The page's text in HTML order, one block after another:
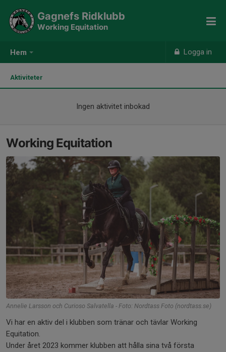
Hem Logga in
Gagnefs Ridklubb
Working Equitation
Aktiviteter
Ingen aktivitet inbokad
Working Equitation
Annelie Larsson och Curioso Salvatella - Foto: Nordtass Foto (nordtass.se)
Vi har en aktiv del i klubben som tränar och tävlar Working
Equitation.
Under året 2023 kommer klubben att hålla sina två första